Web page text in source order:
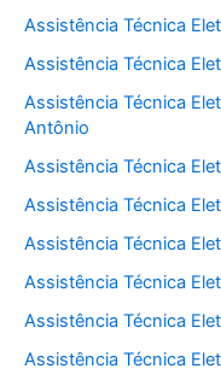
Assistência Técnica
Assistência Técnica
Assistência Técnica
Antônio
Assistência Técnica
Assistência Técnica
Assistência Técnica
Assistência Técnica
Assistência Técnica
Assistência Técnica